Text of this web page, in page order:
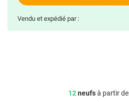
Vendu et expédié par :
12neufsà partir de